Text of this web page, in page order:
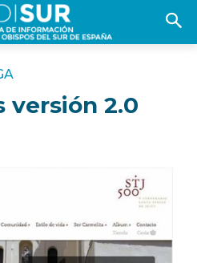
versión 2.0